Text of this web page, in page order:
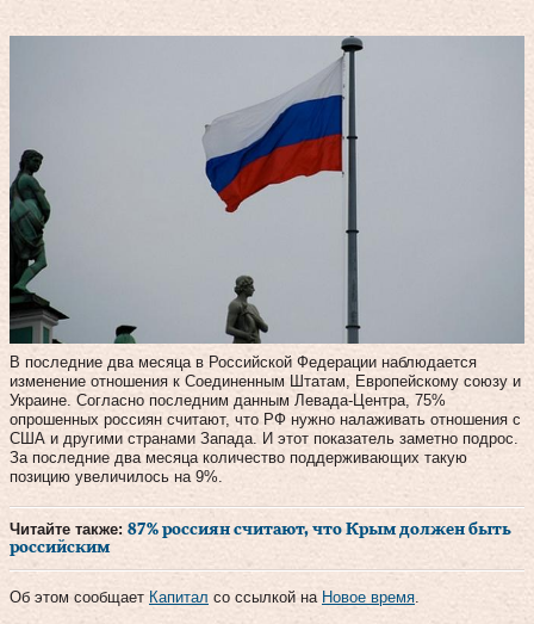
В последние два месяца в Российской Федерации наблюдается
изменение отношения к Соединенным Штатам, Европейскому союзу и
Украине. Согласно последним данным Левада-Центра, 75%
опрошенных россиян считают, что РФ нужно налаживать отношения с
США и другими странами Запада. И этот показатель заметно подрос.
За последние два месяца количество поддерживающих такую
позицию увеличилось на 9%.
Читайте также: 87% россиян считают, что Крым должен быть
российским
Об этом сообщает Капитал со ссылкой на Новое время